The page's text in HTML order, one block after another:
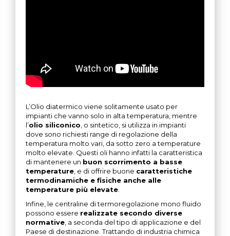
L’Olio diatermico viene solitamente usato per
impianti che vanno solo in alta temperatura, mentre
l’olio siliconico , o sintetico, si utilizza in impianti
dove sono richiesti range di regolazione della
temperatura molto vari, da sotto zero a temperature
molto elevate. Questi oli hanno infatti la caratteristica
di mantenere un buon scorrimento a basse
temperature , e di offrire buone caratteristiche
termodinamiche e fisiche anche alle
temperature più elevate
Infine, le centraline di termoregolazione mono fluido
possono essere realizzate secondo diverse
normative , a seconda del tipo di applicazione e del
Paese di destinazione. Trattando di industria chimica